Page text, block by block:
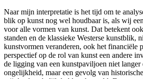
Naar mijn interpretatie is het tijd om te
blik op kunst nog wel houdbaar is, als wij
voor alle vormen van kunst. Dat betekent
standen en de klassieke Westerse kunstblik,
kunstvormen veranderen, ook het financiële
perspectief op de rol van kunst een andere
de ligging van een kunstpaviljoen niet langer
ongelijkheid, maar een gevolg van